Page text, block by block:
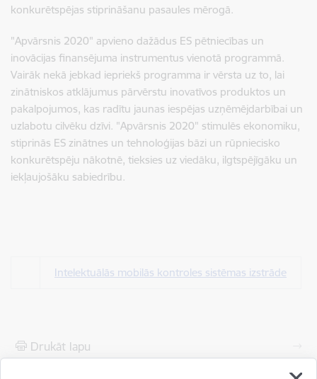
konkurētspējas stiprināšanu pasaules mērogā.
"Apvārsnis 2020" apvieno dažādus ES pētniecības un
inovācijas finansējuma instrumentus vienotā programmā.
Vairāk nekā jebkad iepriekš programma ir vērsta uz to, lai
zinātniskos atklājumus pārvērstu inovatīvos produktos un
pakalpojumos, kas radītu jaunas iespējas uzņēmējdarbībai un
uzlabotu cilvēku dzīvi. "Apvārsnis 2020" stimulēs ekonomiku,
stiprinās ES zinātnes un tehnoloģijas bāzi un rūpniecisko
konkurētspēju nākotnē, tieksies uz viedāku, ilgtspējīgāku un
iekļaujošāku sabiedrību.
Intelektuālās mobilās kontroles sistēmas izstrāde
Drukāt lapu